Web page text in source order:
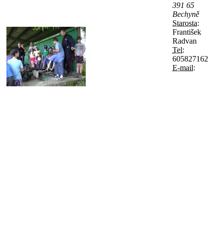
391 65
Bechyně
Starosta:
František
Radvan
Tel:
605827162
E-mail: